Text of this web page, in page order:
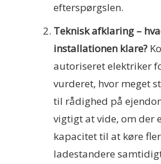
efterspørgslen.
Teknisk afklaring –
installationen klare?
autoriseret elektriker
vurderet, hvor meget
til rådighed på
vigtigt at vide, om der
kapacitet til at køre
ladestandere